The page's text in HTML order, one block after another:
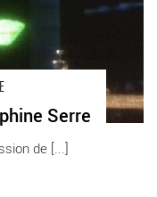
Serre
de [...]